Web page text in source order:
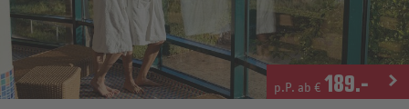
p.P. ab € 189.-